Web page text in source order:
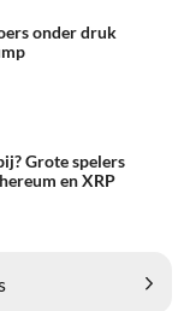
onder druk
Grote spelers
en XRP